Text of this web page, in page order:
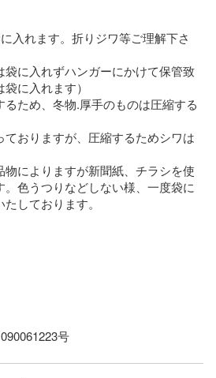
入れます。折りジワ等ご理解下さ
袋に入れずハンガーにかけて保管致
に入れます）
るため、冬物.厚手のものは圧縮する
ておりますが、圧縮するためシワは
物によりますが新聞紙、チラシを使
。色うつりなどしない様、一度袋に
しております。
号